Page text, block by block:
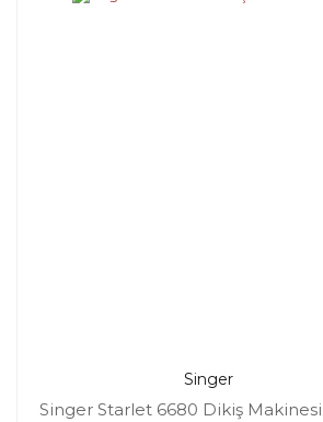
Singer
Singer Starlet 6680 Dikiş